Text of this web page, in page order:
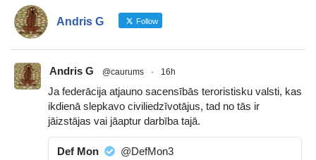
Andris G Follow
Andris G @caurums · 16h
Ja federācija atjauno sacensībās teroristisku valsti, kas
ikdienā slepkavo civiliedzīvotājus, tad no tās ir
jāizstājas vai jāaptur darbība tajā.
Def Mon
@DefMon3